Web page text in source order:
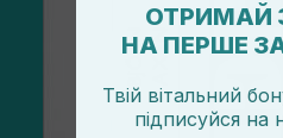
ОТРИМАЙ
НА ПЕРШЕ
Твій вітальний
підписуйся на